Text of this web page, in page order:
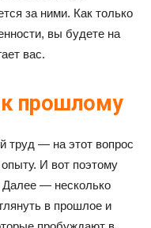
за ними. Как только
вы будете на
вас.
прошлому
труд — на этот вопрос
И вот поэтому
Далее — несколько
в прошлое и